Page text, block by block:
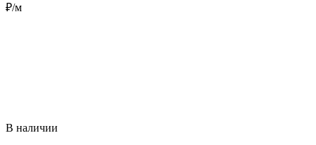
₽/м
В наличии